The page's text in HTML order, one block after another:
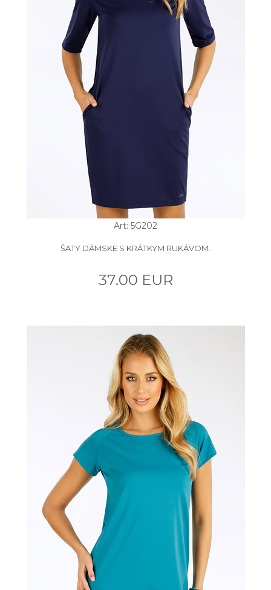
Art: 5G202
ŠATY DÁMSKE S KRÁTKYM RUKÁVOM.
37.00 EUR